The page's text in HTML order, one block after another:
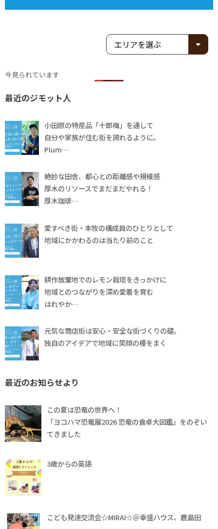
今見られています
最近のジモット人
小田原の特産品「十郎梅」を通して
自分や家族が住む街を誇れるように。
Plum…
絶妙な田舎、都心との距離感や規模感
厚木のリソースでまだまだやれる！
厚木珈琲…
愛すべき街・本牧の構成員のひとりとして
地域にかかわるのは当たり前のこと
耕作放棄地でのレモン栽培をきっかけに
地域とのつながりを深め愛着を育む
はれやか…
元気な商店街は安心・安全な街づくりの礎。
独自のアイデアで地域に笑顔の種をまく
最近のお知らせより
この夏は恐竜の世界へ！
「ヨコハマ恐竜展2026 恐竜の食卓大図鑑」をのぞい
てきました
3歳からの英語
こども発達交流会☆MIRAI☆＠幸盛ハウス、鹿島田